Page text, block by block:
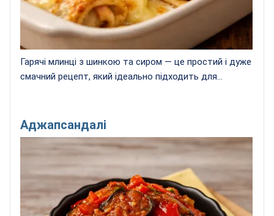
Гарячі млинці з шинкою та сиром — це простий і дуже
смачний рецепт, який ідеально підходить для...
Аджапсандалі